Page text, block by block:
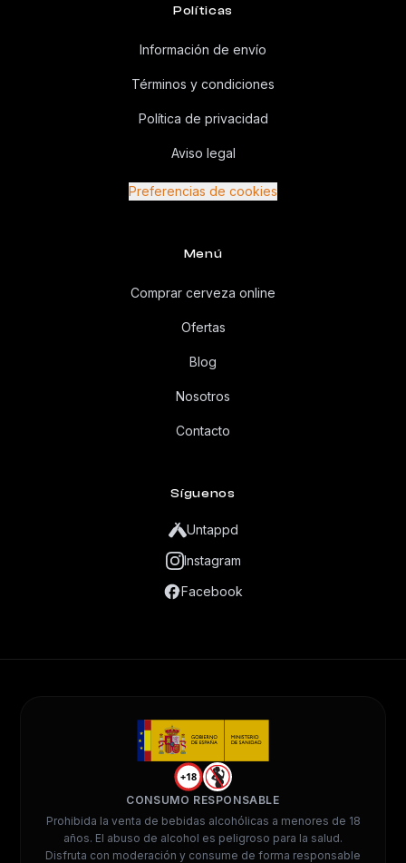
Políticas
Información de envío
Términos y condiciones
Política de privacidad
Aviso legal
Preferencias de cookies
Menú
Comprar cerveza online
Ofertas
Blog
Nosotros
Contacto
Síguenos
Untappd
Instagram
Facebook
+18
CONSUMO RESPONSABLE
Prohibida la venta de bebidas alcohólicas a menores de 18
años. El abuso de alcohol es peligroso para la salud.
Disfruta con moderación y consume de forma responsable